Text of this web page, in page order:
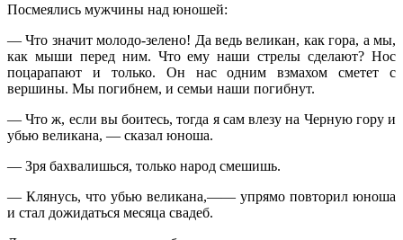
Посмеялись мужчины над юношей:
— Что значит молодо-зелено! Да ведь великан, как гора, а мы,
как мыши перед ним. Что ему наши стрелы сделают? Нос
поцарапают и только. Он нас одним взмахом сметет с
вершины. Мы погибнем, и семьи наши погибнут.
— Что ж, если вы боитесь, тогда я сам влезу на Черную гору и
убью великана, — сказал юноша.
— Зря бахвалишься, только народ смешишь.
— Клянусь, что убью великана,—— упрямо повторил юноша
и стал дожидаться месяца свадеб.